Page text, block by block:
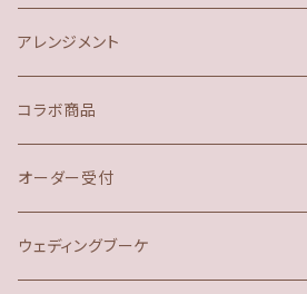
アレンジメント
コラボ商品
オーダー受付
ウェディングブーケ